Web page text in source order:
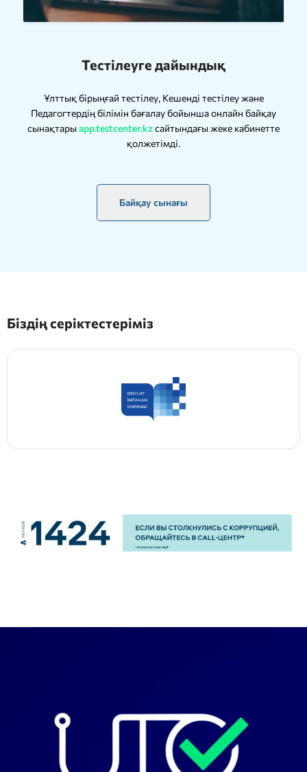
Тестілеуге дайындық
Ұлттық бірыңғай тестілеу, Кешенді тестілеу және
Педагогтердің білімін бағалау бойынша онлайн байқау
сынақтары app.testcenter.kzсайтындағы жеке кабинетте
қолжетімді.
Байқау сынағы
Біздің серіктестеріміз